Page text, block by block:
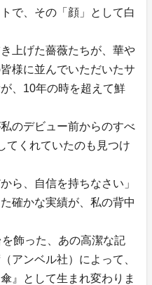
で、その「顔」として白
上げた薔薇たちが、華や
様に並んでいただいたサ
、10年の時を超えて鮮
のデビュー前からのすべ
てくれていたのも見つけ
ら、自信を持ちなさい」
確かな実績が、私の背中
飾った、あの高潔な記
アンベル社）によって、
』として生まれ変わりま